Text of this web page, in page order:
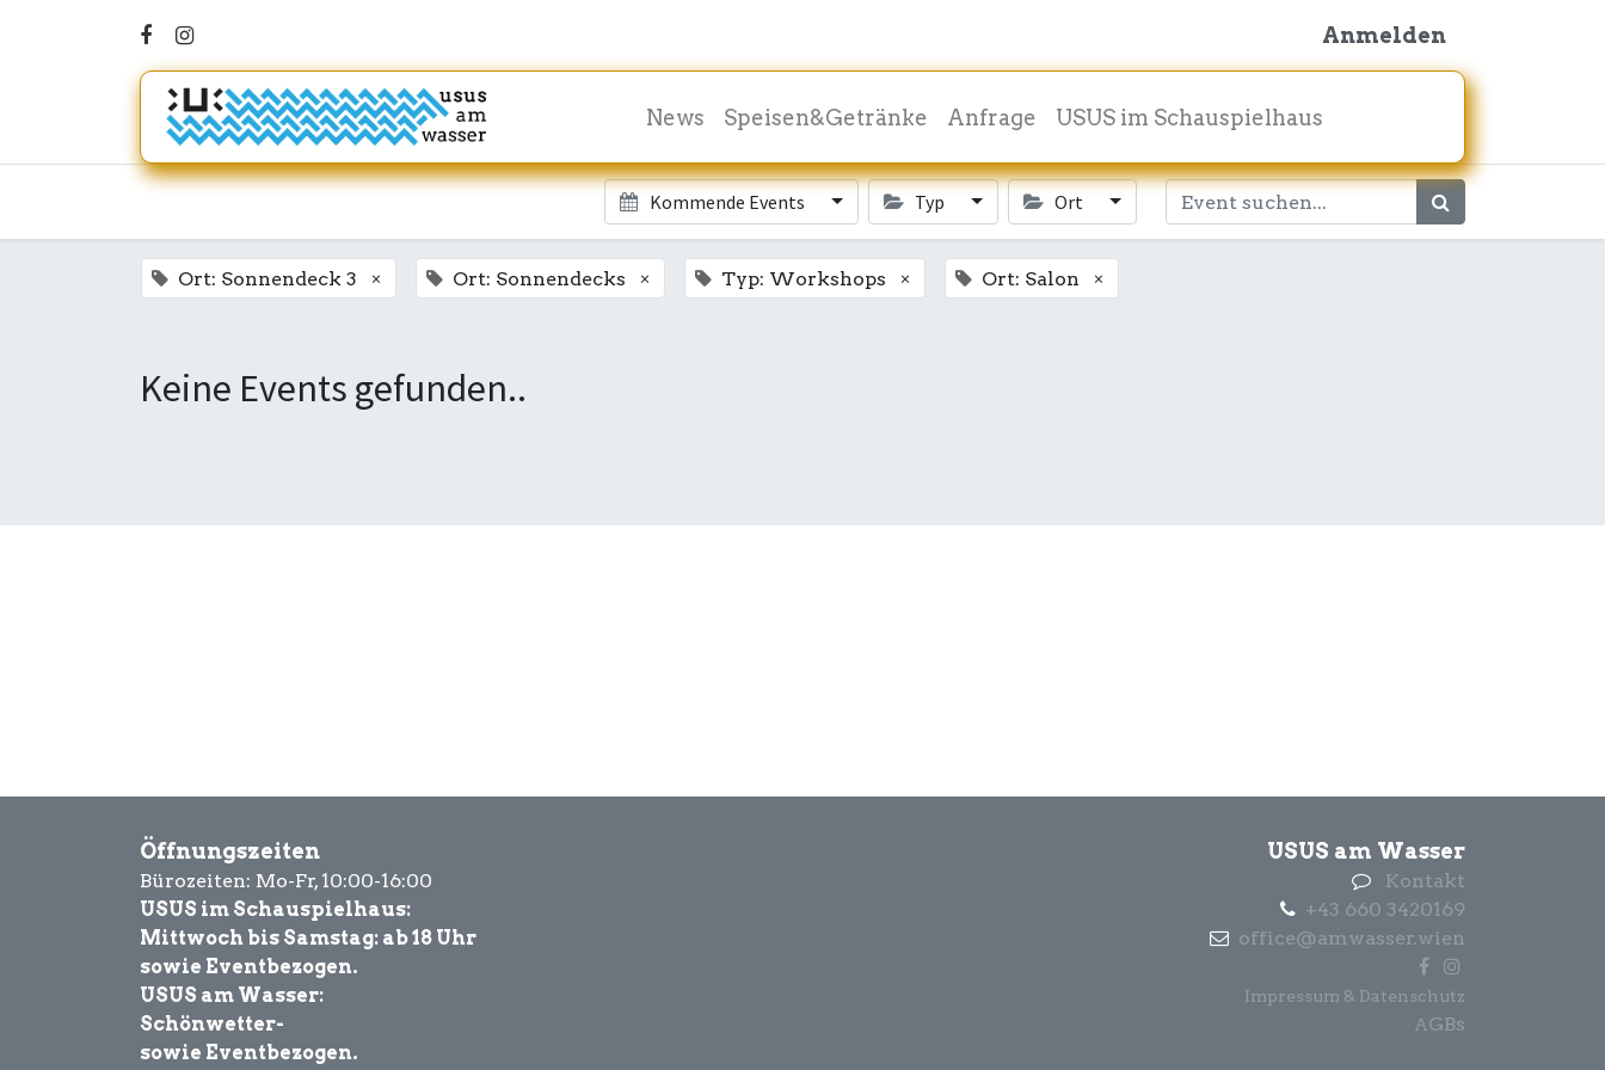
Anmelden
News Speisen&Getränke Anfrage USUS im Schauspielhaus
Kommende Events Typ Ort
Ort: Sonnendeck 3 × Ort: Sonnendecks × Typ: Workshops × Ort: Salon ×
Keine Events gefunden..
Öffnungszeiten
Bürozeiten: Mo-Fr, 10:00-16:00
USUS im Schauspielhaus:
Mittwoch bis Samstag: ab 18 Uhr
sowie Eventbezogen.
USUS am Wasser:
Schönwetter-
sowie Eventbezogen.
USUS am Wasser
Kontakt
+43 660 3420169
office@amwasser.wien
Impressum & Datenschutz
AGBs